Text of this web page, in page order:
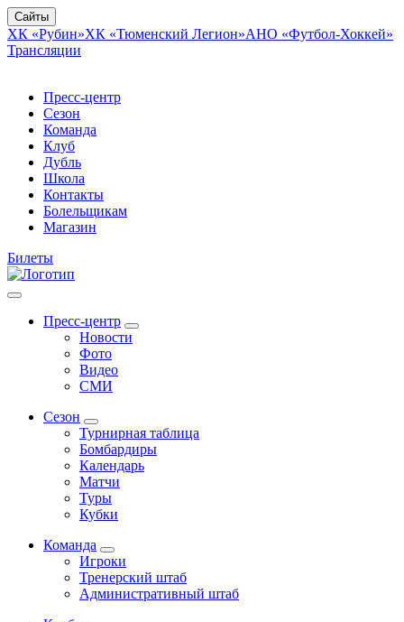
Сайты
ХК «Рубин»ХК «Тюменский Легион»АНО «Футбол-Хоккей»
Трансляции
Пресс-центр
Сезон
Команда
Клуб
Дубль
Школа
Контакты
Болельщикам
Магазин
Билеты
Пресс-центр
Новости
Фото
Видео
СМИ
Сезон
Турнирная таблица
Бомбардиры
Календарь
Матчи
Туры
Кубки
Команда
Игроки
Тренерский штаб
Административный штаб